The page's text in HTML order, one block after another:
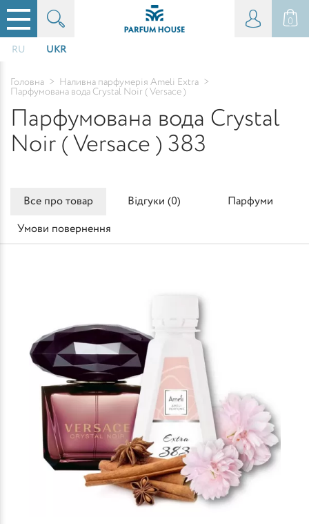
0
RU UKR
Головна > Наливна парфумерія Ameli Extra >
Парфумована вода Crystal Noir ( Versace )
Парфумована вода Crystal
Noir ( Versace ) 383
Все про товар Відгуки (0) Парфуми
Умови повернення